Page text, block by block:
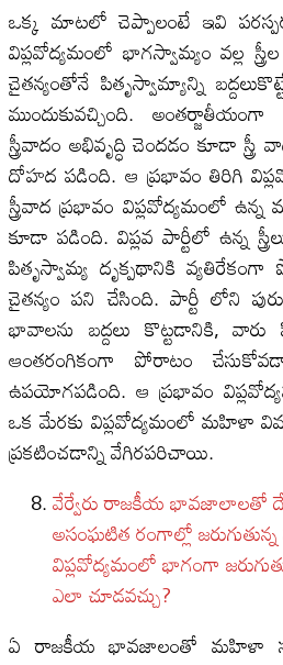
ఒక్క మాటలో చెప్పాలంటే ఇవి
విప్లవోద్యమంలో భాగస్వామ్యం వల్ల
చైతన్యంతోనే పితృస్వామ్యాన్ని
ముందుకువచ్చింది.
స్త్రీవాదం అభివృద్ధి చెందడం కూడా
దోహద పడింది. ఆ ప్రభావం తిరిగి
స్త్రీవాద ప్రభావం విప్లవోద్యమంలో
కూడా పడింది. విప్లవ పార్టీలో ఉన్న
పితృస్వామ్య దృక్పథానికి
చైతన్యం పని చేసింది. పార్టీ లోని
భావాలను బద్దలు కొట్టడానికి, వారు
ఆంతరంగికంగా పోరాటం
ఉపయోగపడింది. ఆ ప్రభావం
ఒక మేరకు విప్లవోద్యమంలో మహిళా
ప్రకటించడాన్ని వేగిరపరిచాయి.
వేర్వేరు రాజకీయ భావజాలాలతో
అసంఘటిత రంగాల్లో
విప్లవోద్యమంలో భాగంగా
ఎలా చూడవచ్చు?
ఏ రాజకీయ భావజాలంతో మహిళా